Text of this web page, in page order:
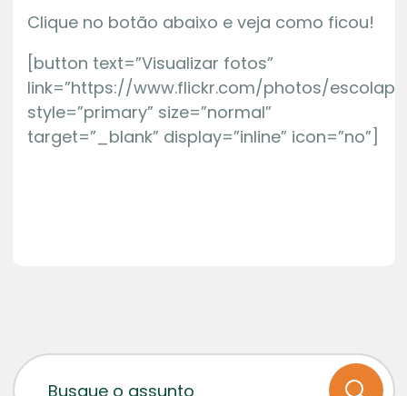
Clique no botão abaixo e veja como ficou!
[button text=”Visualizar fotos”
link=”https://www.flickr.com/photos/
style=”primary” size=”normal”
target=”_blank” display=”inline” icon=”no”]